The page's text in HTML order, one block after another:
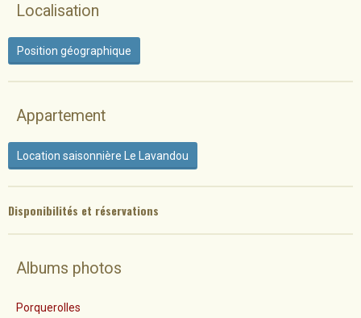
Localisation
Position géographique
Appartement
Location saisonnière Le Lavandou
Disponibilités et réservations
Albums photos
Porquerolles